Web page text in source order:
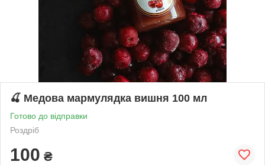
🍒 Медова мармулядка вишня 100 мл
Готово до відправки
Роздріб
100 ₴